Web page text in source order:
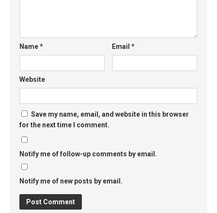
Name* Email*
Website
Save my name, email, and website in this browser
for the next time I comment.
Notify me of follow-up comments by email.
Notify me of new posts by email.